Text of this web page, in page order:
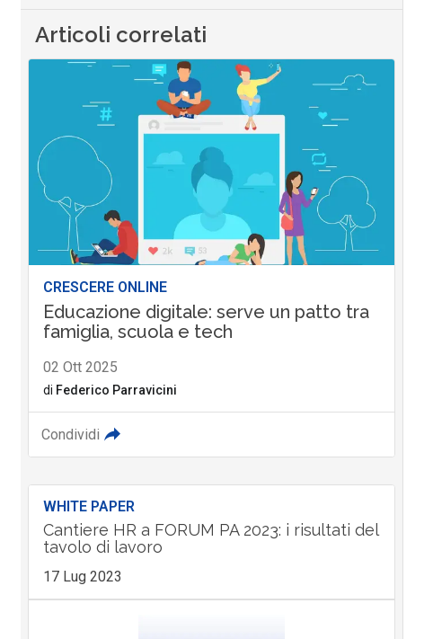
Articoli correlati
CRESCERE ONLINE
Educazione digitale: serve un patto tra
famiglia, scuola e tech
02 Ott 2025
di Federico Parravicini
Condividi
WHITE PAPER
Cantiere HR a FORUM PA 2023: i risultati del
tavolo di lavoro
17 Lug 2023